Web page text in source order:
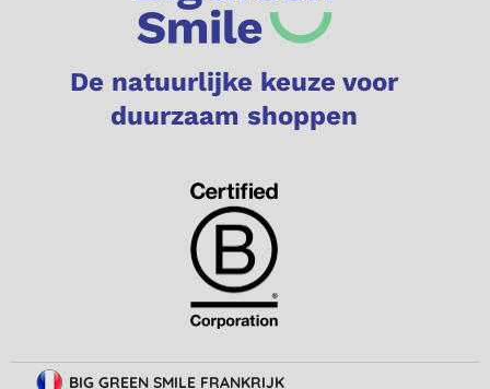
De natuurlijke keuze voor
duurzaam shoppen
BIG GREEN SMILE FRANKRIJK